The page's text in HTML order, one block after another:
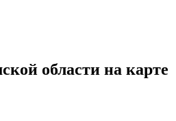
области на карте